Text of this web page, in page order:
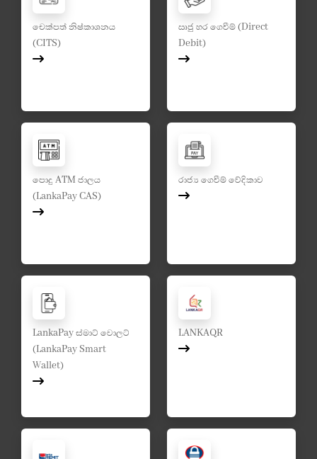
චෙක්පත් නිෂ්කාශනය
(CITS)
ඍජු හර ගෙවීම් (Direct
Debit)
පොදු ATM ජාලය
(LankaPay CAS)
රාජ්‍ය ගෙවීම් වේදිකාව
LankaPay ස්මාට් වොලට්
(LankaPay Smart
Wallet)
LANKAQR